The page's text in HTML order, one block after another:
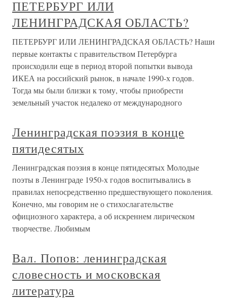
ПЕТЕРБУРГ ИЛИ
ЛЕНИНГРАДСКАЯ ОБЛАСТЬ?
ПЕТЕРБУРГ ИЛИ ЛЕНИНГРАДСКАЯ ОБЛАСТЬ? Наши
первые контакты с правительством Петербурга
происходили еще в период второй попытки вывода
ИКЕА на российский рынок, в начале 1990-х годов.
Тогда мы были близки к тому, чтобы приобрести
земельный участок недалеко от международного
Ленинградская поэзия в конце
пятидесятых
Ленинградская поэзия в конце пятидесятых Молодые
поэты в Ленинграде 1950-х годов воспитывались в
правилах непосредственно предшествующего поколения.
Конечно, мы говорим не о стихослагательстве
официозного характера, а об искреннем лирическом
творчестве. Любимым
Вал. Попов: ленинградская
словесность и московская
литература